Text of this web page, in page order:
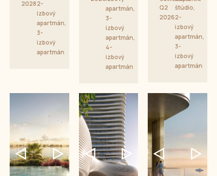
20282-
izbový
apartmán,
3-
izbový
apartmán
apartmán,
3-
izbový
apartmán,
4-
izbový
apartmán
Q2
2026
štúdio,
2-
izbový
apartmán,
3-
izbový
apartmán